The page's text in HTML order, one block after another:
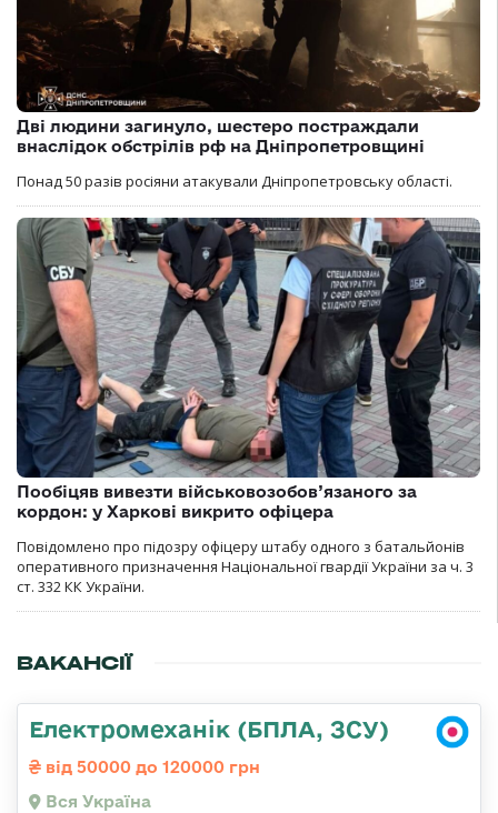
Дві людини загинуло, шестеро постраждали
внаслідок обстрілів рф на Дніпропетровщині
Понад 50 разів росіяни атакували Дніпропетровську області.
Пообіцяв вивезти військовозобов’язаного за
кордон: у Харкові викрито офіцера
Повідомлено про підозру офіцеру штабу одного з батальйонів
оперативного призначення Національної гвардії України за ч. 3
ст. 332 КК України.
ВАКАНСІЇ
Електромеханік (БПЛА, ЗСУ)
від 50000 до 120000 грн
Вся Україна